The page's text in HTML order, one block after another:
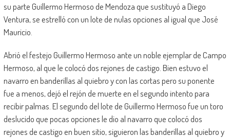
su parte Guillermo Hermoso de Mendoza que sustituyó a Diego
Ventura, se estrelló con un lote de nulas opciones al igual que José
Mauricio.
Abrió el festejo Guillermo Hermoso ante un noble ejemplar de Campo
Hermoso, al que le colocó dos rejones de castigo. Bien estuvo el
navarro en banderillas al quiebro y con las cortas pero su ponente
fue a menos, dejó el rejón de muerte en el segundo intento para
recibir palmas. El segundo del lote de Guillermo Hermoso fue un toro
deslucido que pocas opciones le dio al navarro que colocó dos
rejones de castigo en buen sitio, siguieron las banderillas al quiebro y